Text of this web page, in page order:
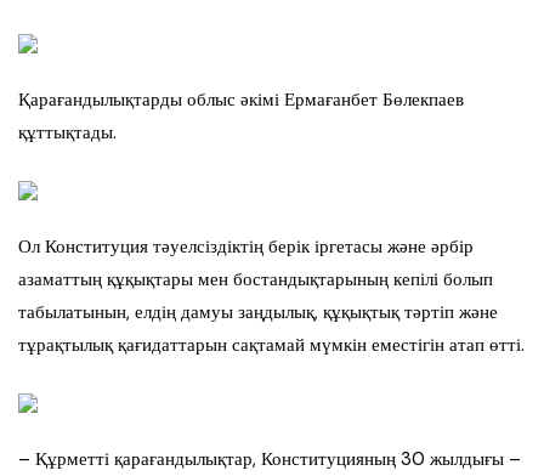
Қарағандылықтарды облыс әкімі Ермағанбет Бөлекпаев
құттықтады.
Ол Конституция тәуелсіздіктің берік іргетасы және әрбір
азаматтың құқықтары мен бостандықтарының кепілі болып
табылатынын, елдің дамуы заңдылық, құқықтық тәртіп және
тұрақтылық қағидаттарын сақтамай мүмкін еместігін атап өтті.
– Құрметті қарағандылықтар, Конституцияның 30 жылдығы –